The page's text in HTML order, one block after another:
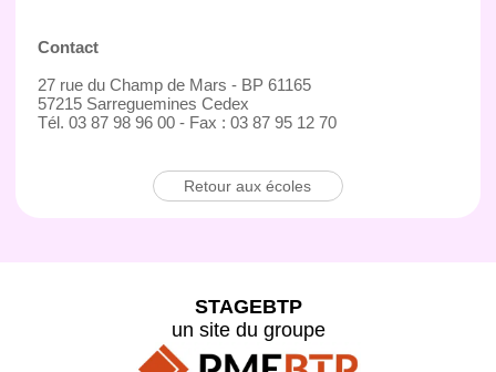
Contact
27 rue du Champ de Mars - BP 61165
57215 Sarreguemines Cedex
Tél. 03 87 98 96 00 - Fax : 03 87 95 12 70
Retour aux écoles
STAGEBTP
un site du groupe